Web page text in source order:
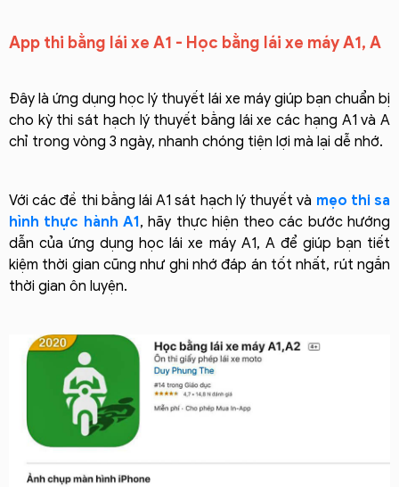
App thi bằng lái xe A1 - Học bằng lái xe máy A1, A
Đây là ứng dụng học lý thuyết lái xe máy giúp bạn chuẩn bị
cho kỳ thi sát hạch lý thuyết bằng lái xe các hạng A1 và A
chỉ trong vòng 3 ngày, nhanh chóng tiện lợi mà lại dễ nhớ.
Với các đề thi bằng lái A1 sát hạch lý thuyết và mẹo thi sa
hình thực hành A1, hãy thực hiện theo các bước hướng
dẫn của ứng dụng học lái xe máy A1, A để giúp bạn tiết
kiệm thời gian cũng như ghi nhớ đáp án tốt nhất, rút ngắn
thời gian ôn luyện.